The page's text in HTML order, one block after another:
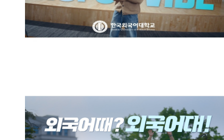
한국외국어대학교 브랜드영상:
외국어때? 외국어대!